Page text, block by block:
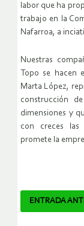
labor que ha
trabajo en la
Nafarroa, a
Nuestras
Topo se
Marta López,
construcción
dimensiones y
con creces las
promete la
ENTRADA